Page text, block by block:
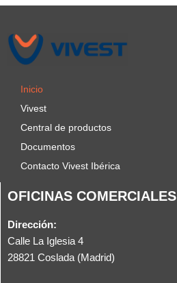
Inicio
Vivest
Central de productos
Documentos
Contacto Vivest Ibérica
OFICINAS COMERCIALES
Dirección:
Calle La Iglesia 4
28821 Coslada (Madrid)